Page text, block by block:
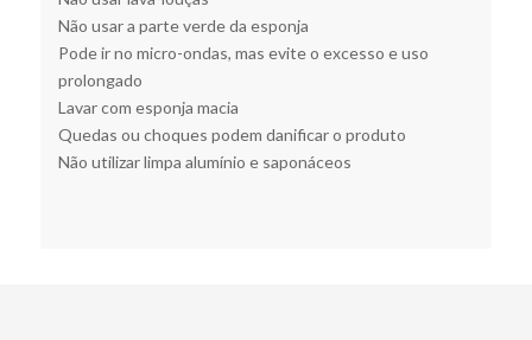
Não usar a parte verde da esponja
Pode ir no micro-ondas, mas evite o excesso e uso
prolongado
Lavar com esponja macia
Quedas ou choques podem danificar o produto
Não utilizar limpa alumínio e saponáceos